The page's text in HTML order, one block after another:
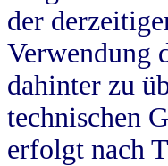
der
Verwendung
dahinter zu
technischen
erfolgt nach